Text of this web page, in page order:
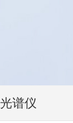
光谱仪